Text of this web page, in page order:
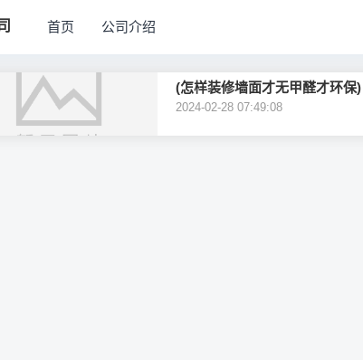
首页 公司介绍
(怎样装修墙面才无甲醛才环保)
2024-02-28 07:49:08